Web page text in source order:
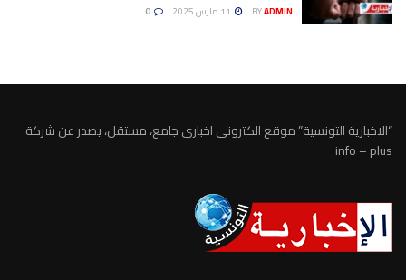
BYADMIN
“الاخبارية التونسية” موقع الكتروني اخباري جامع، مستقل، يصدر عن شركة
info – plus